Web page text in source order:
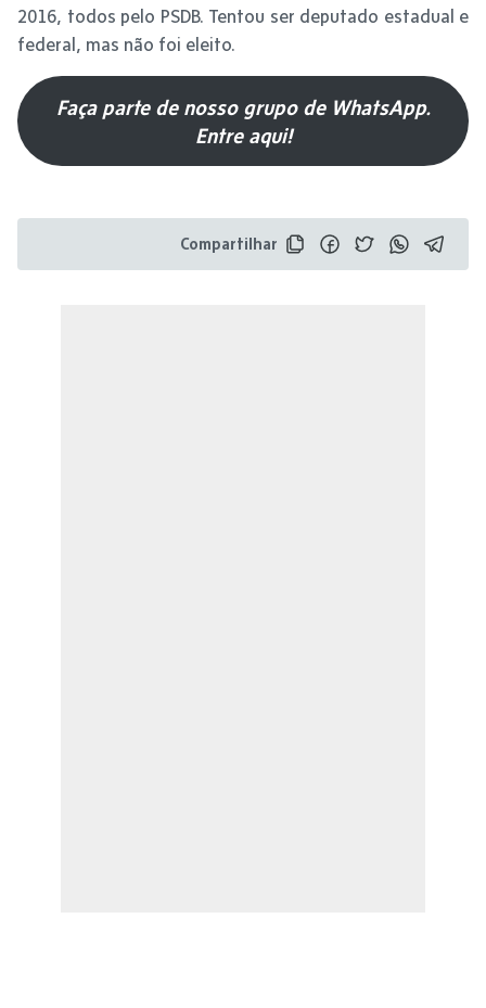
2016, todos pelo PSDB. Tentou ser deputado estadual e
federal, mas não foi eleito.
Faça parte de nosso grupo de WhatsApp.
Entre aqui!
Compartilhar